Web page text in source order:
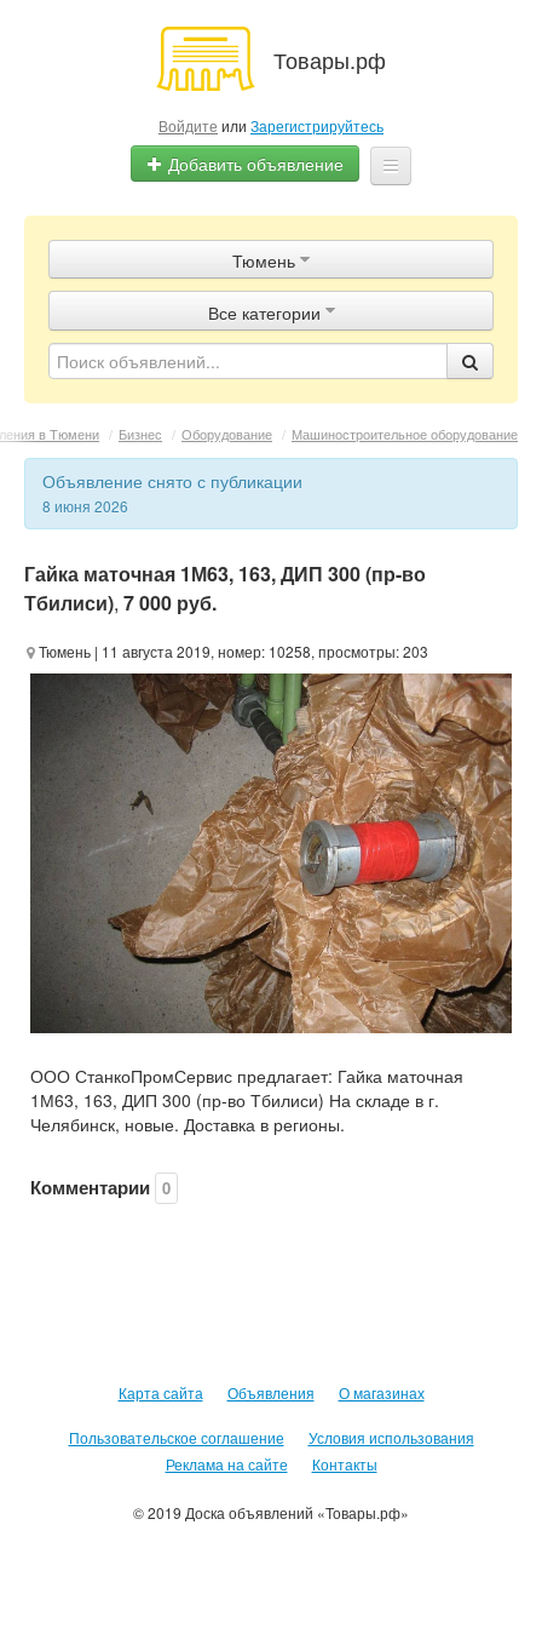
Товары.рф
Войдите или Зарегистрируйтесь
Добавить объявление
Объявления
Магазины
Контакты
Тюмень
Все категории
в Тюмени / Бизнес / Оборудование / Машиностроительное оборудование
Объявление снято с публикации
8 июня 2026
Гайка маточная 1М63, 163, ДИП 300 (пр-во
Тбилиси), 7 000 руб.
Тюмень | 11 августа 2019, номер: 10258, просмотры: 203
ООО СтанкоПромСервис предлагает: Гайка маточная
1М63, 163, ДИП 300 (пр-во Тбилиси) На складе в г.
Челябинск, новые. Доставка в регионы.
Комментарии 0
Карта сайта Объявления О магазинах
Пользовательское соглашение
Условия использования
Реклама на сайте
Контакты
© 2019 Доска объявлений «Товары.рф»